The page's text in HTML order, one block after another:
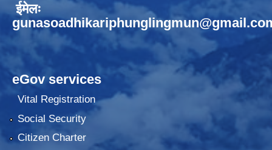
ईमेलः
eGov services
Vital Registration
Social Security
Citizen Charter